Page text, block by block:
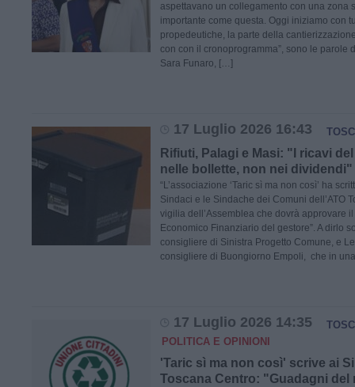
aspettavano un collegamento con una zona
importante come questa. Oggi iniziamo con
propedeutiche, la parte della
con con il cronoprogramma”, sono le parole
Sara Funaro, […]
17 Luglio 2026 16:43
Rifiuti, Palagi e Masi: "I ricavi
nelle bollette, non nei dividendi"
“L’associazione ‘Taric sì ma non così’ ha
Sindaci e le Sindache dei Comuni dell’ATO
vigilia dell’Assemblea che dovrà approvare
Economico Finanziario del gestore”. A dirlo
consigliere di Sinistra Progetto Comune, e
consigliere di Buongiorno Empoli, che in
17 Luglio 2026 14:35
POLITICA E OPINIONI
'Taric sì ma non così' scrive ai
Toscana Centro: "Guadagni del